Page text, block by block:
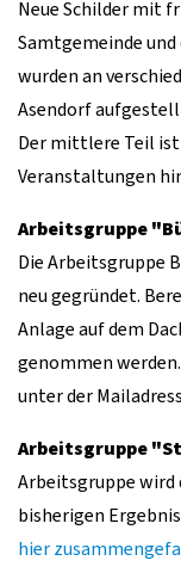
Neue Schilder mit
Samtgemeinde
wurden an
Asendorf
Der mittlere Teil
Veranstaltungen
Arbeitsgruppe
Die Arbeitsgruppe
neu gegründet.
Anlage auf dem
genommen
unter der
Arbeitsgruppe
Arbeitsgruppe
bisherigen
hier